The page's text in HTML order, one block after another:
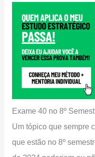
Exame 40 no 8º
Um tópico que sempre
que estão no 8º